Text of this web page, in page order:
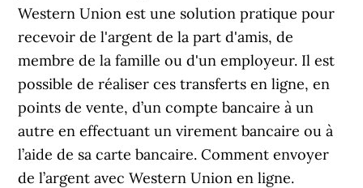
Western Union est une solution pratique pour
recevoir de l'argent de la part d'amis, de
membre de la famille ou d'un employeur. Il est
possible de réaliser ces transferts en ligne, en
points de vente, d’un compte bancaire à un
autre en effectuant un virement bancaire ou à
l’aide de sa carte bancaire. Comment envoyer
de l’argent avec Western Union en ligne.